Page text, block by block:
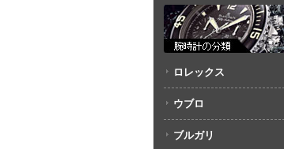
ロレックス
ウブロ
ブルガリ